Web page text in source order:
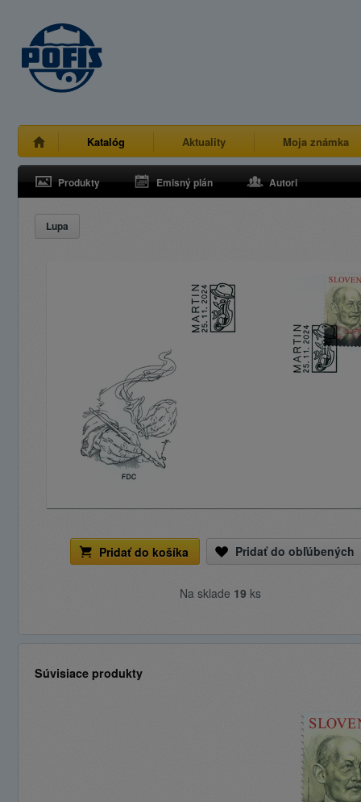
Katalóg Aktuality Moja známka
Produkty Emisný plán Autori
Lupa
Pridať do košíka Pridať do obľúbených
Na sklade 19 ks
Súvisiace produkty